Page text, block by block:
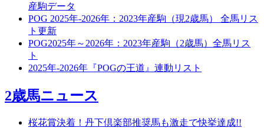
産駒データ
POG 2025年-2026年：2023年産駒（現2歳馬） 全馬リス
ト更新
POG2025年～2026年：2023年産駒（2歳馬）全馬リス
ト
2025年-2026年『POGの王道』連動リスト
2歳馬ニュース
桜花賞決着！丹下倶楽部推奨馬も激走で快挙達成!!